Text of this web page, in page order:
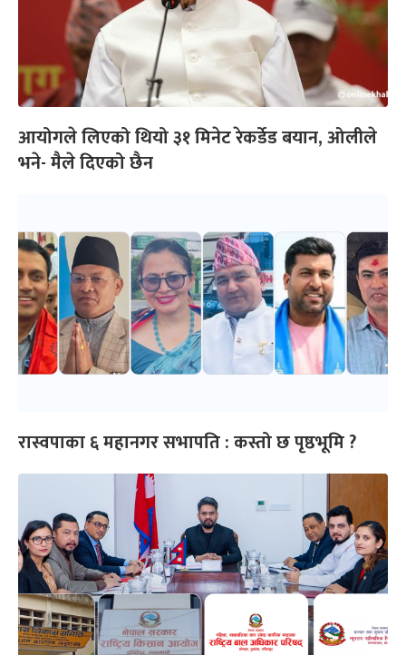
आयोगले लिएको थियो ३१ मिनेट रेकर्डेड बयान, ओलीले
भने- मैले दिएको छैन
रास्वपाका ६ महानगर सभापति : कस्तो छ पृष्ठभूमि ?